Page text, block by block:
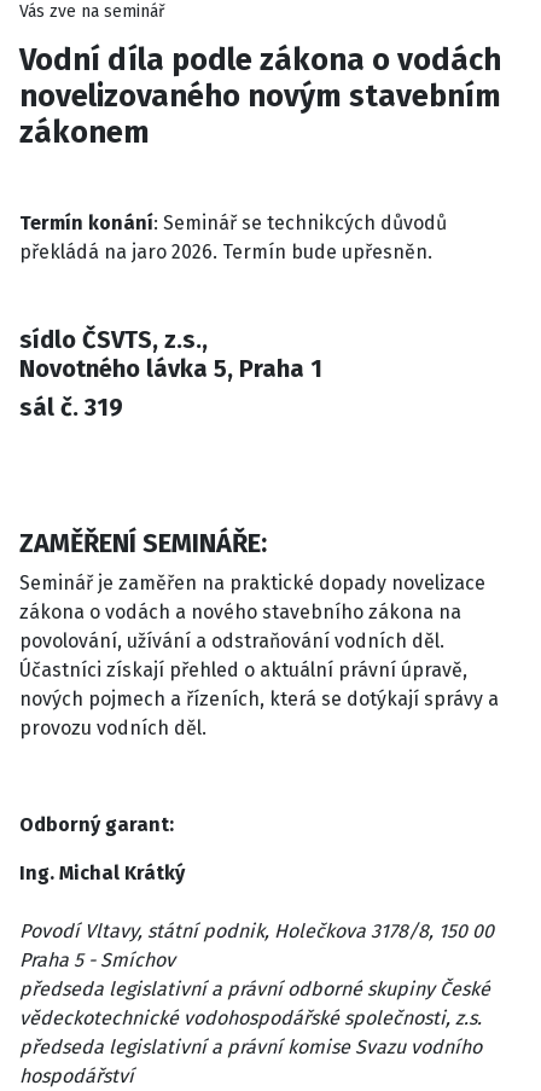
Vás zve na seminář
Vodní díla podle zákona o vodách
novelizovaného novým stavebním
zákonem
Termín konání: Seminář se technikcých důvodů
překládá na jaro 2026. Termín bude upřesněn.
sídlo ČSVTS, z.s.,
Novotného lávka 5, Praha 1
sál č. 319
ZAMĚŘENÍ SEMINÁŘE:
Seminář je zaměřen na praktické dopady novelizace
zákona o vodách a nového stavebního zákona na
povolování, užívání a odstraňování vodních děl.
Účastníci získají přehled o aktuální právní úpravě,
nových pojmech a řízeních, která se dotýkají správy a
provozu vodních děl.
Odborný garant:
Ing. Michal Krátký
Povodí Vltavy, státní podnik, Holečkova 3178/8, 150 00
Praha 5 - Smíchov
předseda legislativní a právní odborné skupiny České
vědeckotechnické vodohospodářské společnosti, z.s.
předseda legislativní a právní komise Svazu vodního
hospodářství